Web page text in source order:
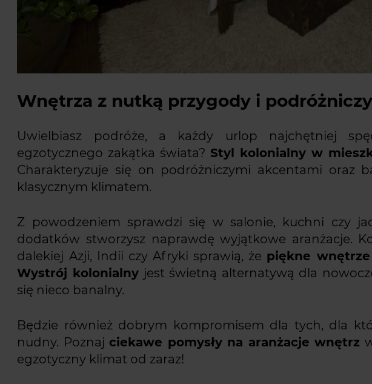
Wnętrza z nutką przygody i
Uwielbiasz podróże, a każdy urlop najchętniej
egzotycznego zakątka świata? Styl kolonialny w
Charakteryzuje się on podróżniczymi akcentami oraz
klasycznym klimatem.
Z powodzeniem sprawdzi się w salonie, kuchni czy
dodatków stworzysz naprawdę wyjątkowe aranżacje.
dalekiej Azji, Indii czy Afryki sprawią, że piękne
Wystrój kolonialny jest świetną alternatywą dla
się nieco banalny.
Będzie również dobrym kompromisem dla tych, dla
nudny. Poznaj ciekawe pomysły na aranżacje wnętrz
egzotyczny klimat od zaraz!